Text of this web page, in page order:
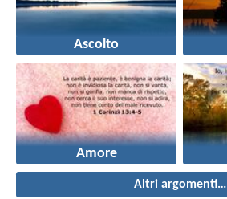
Ascolto
Amore
Altri argomenti…